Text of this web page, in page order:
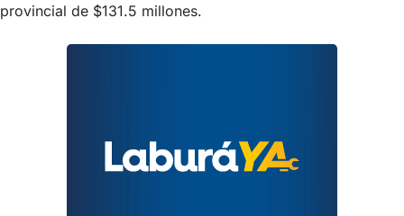
provincial de $131.5 millones.